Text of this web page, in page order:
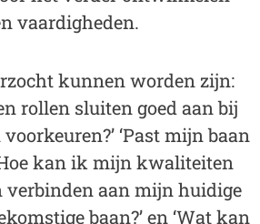
vaardigheden.
kunnen worden zijn:
rollen sluiten goed aan bij
‘Past mijn baan
Hoe kan ik mijn kwaliteiten
verbinden aan mijn huidige
baan?’ en ‘Wat kan